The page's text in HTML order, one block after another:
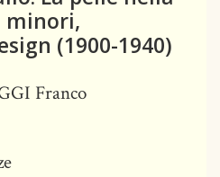
minori,
(1900-1940)
Franco